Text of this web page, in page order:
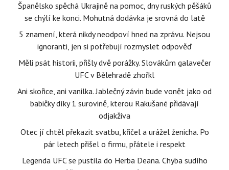
Španělsko spěchá Ukrajině na pomoc, dny ruských pěšáků
se chýlí ke konci. Mohutná dodávka je srovná do latě
5 znamení, která nikdy neodpoví hned na zprávu. Nejsou
ignoranti, jen si potřebují rozmyslet odpověď
Měli psát historii, přišly dvě porážky. Slovákům galavečer
UFC v Bělehradě zhořkl
Ani skořice, ani vanilka. Jablečný závin bude vonět jako od
babičky díky 1 surovině, kterou Rakušané přidávají
odjakživa
Otec jí chtěl překazit svatbu, křičel a urážel ženicha. Po
pár letech přišel o firmu, přátele i respekt
Legenda UFC se pustila do Herba Deana. Chyba sudího